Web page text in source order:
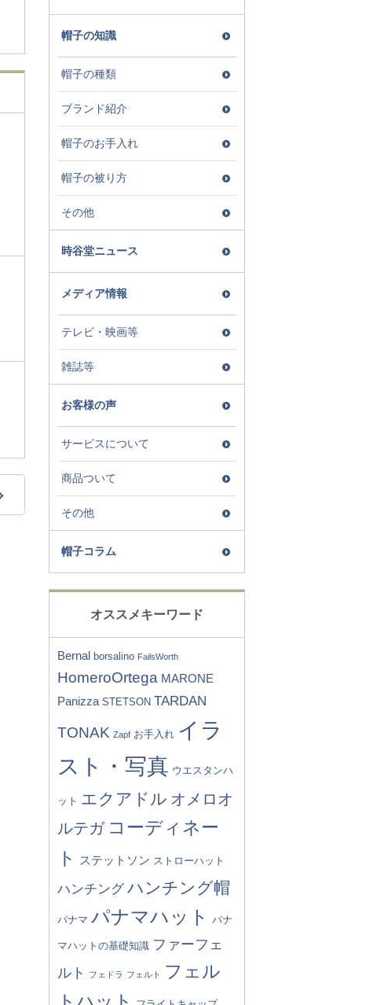
帽子の知識
帽子の種類
ブランド紹介
帽子のお手入れ
帽子の被り方
その他
時谷堂ニュース
メディア情報
テレビ・映画等
雑誌等
お客様の声
サービスについて
商品ついて
その他
帽子コラム
オススメキーワード
Bernal borsalino FailsWorth
HomeroOrtega MARONE
Panizza STETSON TARDAN
TONAK Zapf お手入れ イラ
スト・写真 ウエスタンハ
ット エクアドル オメロオ
ルテガ コーディネー
ト
ステットソン ストローハット
ハンチング ハンチング帽
パナマ パナマハット パナ
マハットの基礎知識 ファーフェ
ルト
フェドラ フェルト
フェル